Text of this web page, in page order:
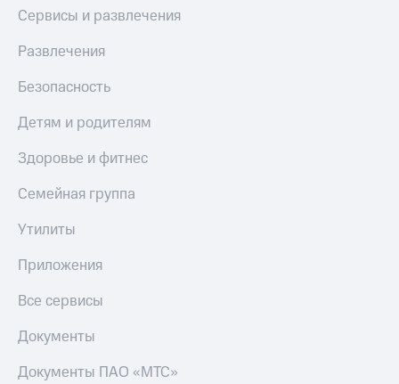
Сервисы и развлечения
Развлечения
Безопасность
Детям и родителям
Здоровье и фитнес
Семейная группа
Утилиты
Приложения
Все сервисы
Документы
Документы ПАО «МТС»